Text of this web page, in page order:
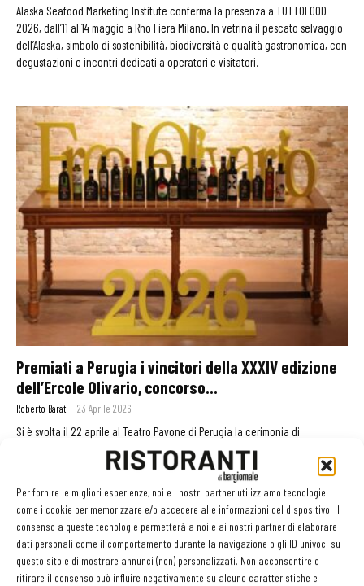
Per fornire le migliori esperienze, noi e i nostri partner utilizziamo tecnologie
come i cookie per memorizzare e/o accedere alle informazioni del dispositivo. Il
consenso a queste tecnologie permetterà a noi e ai nostri partner di elaborare
dati personali come il comportamento durante la navigazione o gli ID univoci su
questo sito e di mostrare annunci (non) personalizzati. Non acconsentire o
ritirare il consenso può influire negativamente su alcune caratteristiche e
Alaska Seafood Marketing Institute conferma la presenza a TUTTOFOOD
2026, dall’11 al 14 maggio a Rho Fiera Milano. In vetrina il pescato selvaggio
dell’Alaska, simbolo di sostenibilità, biodiversità e qualità gastronomica, con
degustazioni e incontri dedicati a operatori e visitatori.
Premiati a Perugia i vincitori della XXXIV edizione
dell’Ercole Olivario, concorso...
Roberto Barat - 23 Aprile 2026
Si è svolta il 22 aprile al Teatro Pavone di Perugia la cerimonia di
premiazione della XXXIV edizione dell’Ercole Olivario, il concorso nazionale
dedicato alle eccellenze olearie italiane, promosso da Unioncamere
Nazionale con il coinvolgimento di istituzioni e organizzazioni del
comparto.